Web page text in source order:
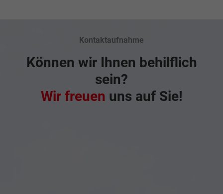
Kontaktaufnahme
Können wir Ihnen behilflich
sein?
Wir freuen uns auf Sie!